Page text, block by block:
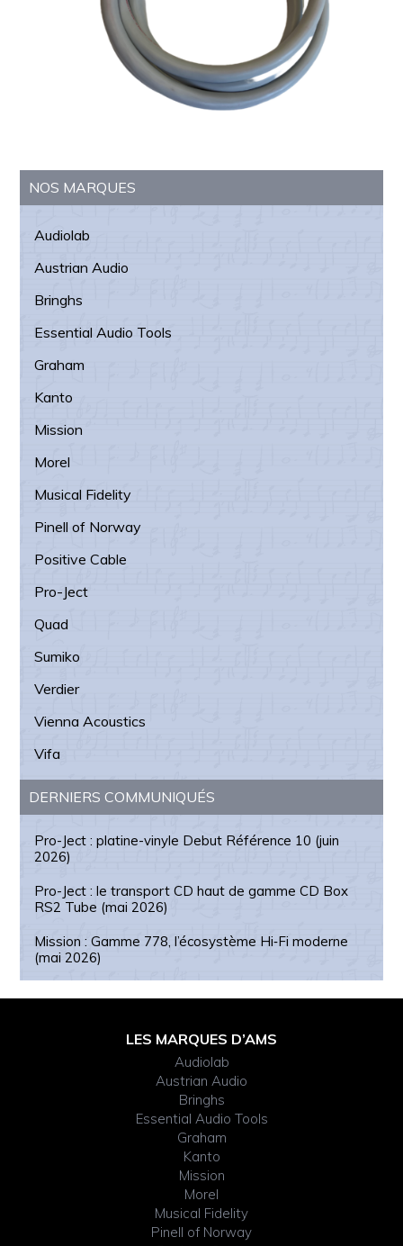
Barre
principale
NOS MARQUES
Audiolab
Austrian Audio
Bringhs
Essential Audio Tools
Graham
Kanto
Mission
Morel
Musical Fidelity
Pinell of Norway
Positive Cable
Pro-Ject
Quad
Sumiko
Verdier
Vienna Acoustics
Vifa
DERNIERS COMMUNIQUÉS
Pro-Ject : platine-vinyle Debut Référence 10 (juin
2026)
Pro-Ject : le transport CD haut de gamme CD Box
RS2 Tube (mai 2026)
Mission : Gamme 778, l’écosystème Hi‑Fi moderne
(mai 2026)
LES MARQUES D’AMS
Audiolab
Austrian Audio
Bringhs
Essential Audio Tools
Graham
Kanto
Mission
Morel
Musical Fidelity
Pinell of Norway